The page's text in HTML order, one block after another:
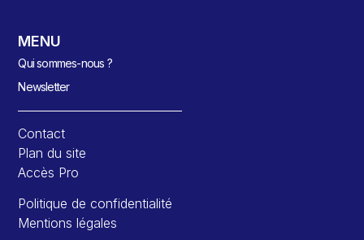
MENU
Qui sommes-nous ?
Newsletter
Contact
Plan du site
Accès Pro
Politique de confidentialité
Mentions légales